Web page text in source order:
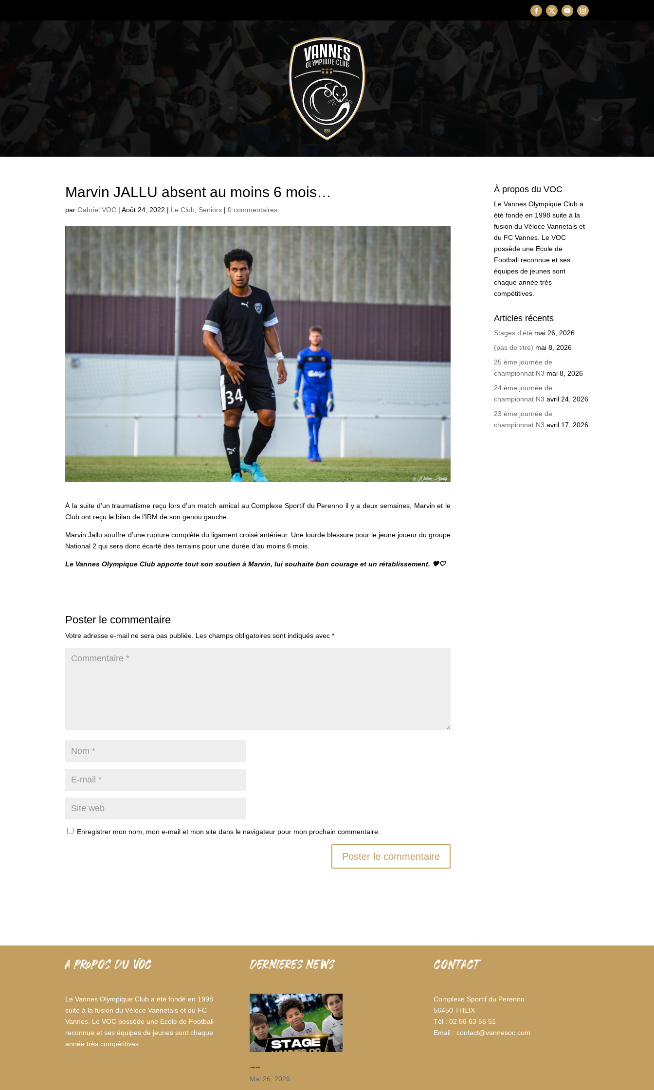
Marvin JALLU absent au moins 6 mois…
parGabriel VOC |Août 24, 2022 | Le Club, Seniors |0 commentaires
À la suite d’un traumatisme reçu lors d’un match amical au Complexe Sportif du Perenno il y a deux semaines, Marvin et le
Club ont reçu le bilan de l’IRM de son genou gauche.
Marvin Jallu souffre d’une rupture complète du ligament croisé antérieur. Une lourde blessure pour le jeune joueur du groupe
National 2 qui sera donc écarté des terrains pour une durée d’au moins 6 mois.
Le Vannes Olympique Club apporte tout son soutien à Marvin, lui souhaite bon courage et un rétablissement. 🖤🤍
Poster le commentaire
Votre adresse e-mail ne sera pas publiée. Les champs obligatoires sont indiqués avec*
Enregistrer mon nom, mon e-mail et mon site dans le navigateur pour mon prochain commentaire.
À propos du VOC
Le Vannes Olympique Club a
été fondé en 1998 suite à la
fusion du Véloce Vannetais et
du FC Vannes. Le VOC
possède une Ecole de
Football reconnue et ses
équipes de jeunes sont
chaque année très
compétitives.
Articles récents
Stages d’été mai 26, 2026
(pas de titre) mai 8, 2026
25 ème journée de
championnat N3 mai 8, 2026
24 ème journée de
championnat N3 avril 24, 2026
23 ème journée de
championnat N3 avril 17, 2026
A PROPOS DU VOC
Le Vannes Olympique Club a été fondé en 1998
suite à la fusion du Véloce Vannetais et du FC
Vannes. Le VOC possède une Ecole de Football
reconnue et ses équipes de jeunes sont chaque
année très compétitives.
dernieres news
Stages d’été
Mai 26, 2026
CONTACT
Complexe Sportif du Perenno
56450 THEIX
Tèl : 02 56 63 56 51
Email : contact@vannesoc.com